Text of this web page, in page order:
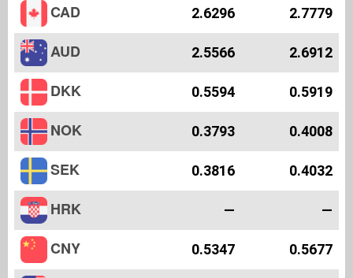
CAD 2.6296 2.7779
AUD 2.5566 2.6912
DKK 0.5594 0.5919
NOK 0.3793 0.4008
SEK 0.3816 0.4032
HRK — —
CNY 0.5347 0.5677